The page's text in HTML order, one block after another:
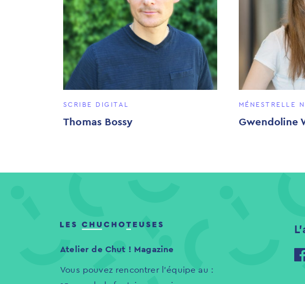
SCRIBE DIGITAL
Thomas Bossy
MÉNESTRELLE
Gwendoline
Atelier de Chut ! Magazine
Vous pouvez rencontrer l'équipe au :